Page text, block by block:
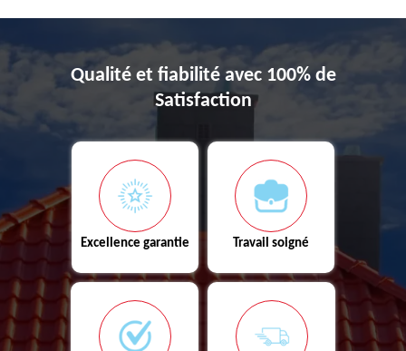
Qualité et fiabilité avec 100% de
Satisfaction
Excellence garantie Travail soigné